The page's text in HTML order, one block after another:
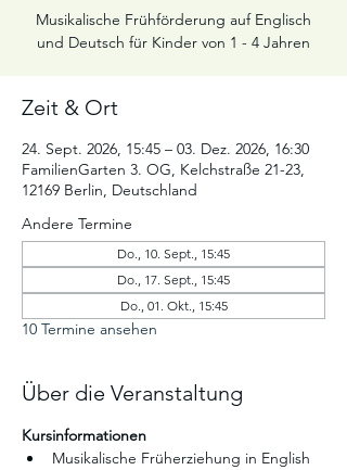
Musikalische Frühförderung auf Englisch
und Deutsch für Kinder von 1 - 4 Jahren
Zeit & Ort
24. Sept. 2026, 15:45 – 03. Dez. 2026, 16:30
FamilienGarten 3. OG, Kelchstraße 21-23,
12169 Berlin, Deutschland
Andere Termine
Do., 10. Sept., 15:45
Do., 17. Sept., 15:45
Do., 01. Okt., 15:45
10 Termine ansehen
Über die Veranstaltung
Kursinformationen
Musikalische Früherziehung in English